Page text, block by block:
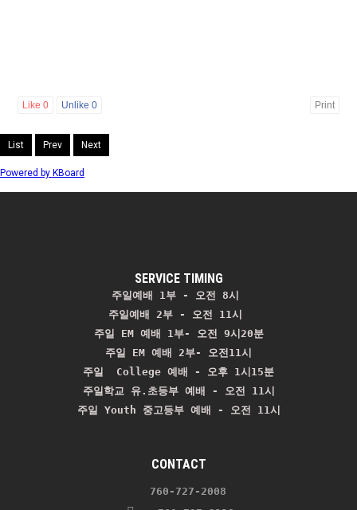
Like 0 Unlike 0 Print
List Prev Next
Powered by KBoard
SERVICE TIMING
주일예배 1부 - 오전 8시
주일예배 2부 - 오전 11시
주일 EM 예배 1부- 오전 9시20분
주일 EM 예배 2부- 오전11시
주일  College 예배 - 오후 1시15분
주일학교 유.초등부 예배 - 오전 11시
주일 Youth 중고등부 예배 - 오전 11시
CONTACT
760-727-2008